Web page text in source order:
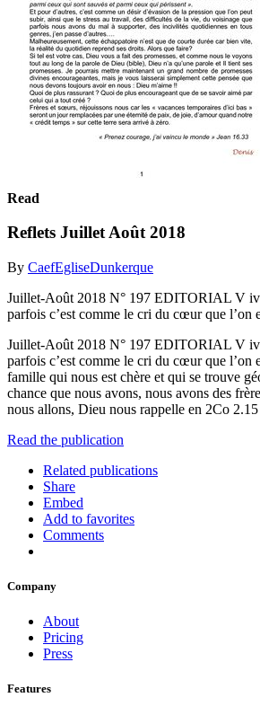
Read
Reflets Juillet Août 2018
By CaefEgliseDunkerque
Juillet-Août 2018 N° 197 EDITORIAL V
parfois c’est comme le cri du cœur que l’on
Juillet-Août 2018 N° 197 EDITORIAL V
parfois c’est comme le cri du cœur que l’on
famille qui nous est chère et qui se trouve
chance que nous avons, nous avons des
nous allons, Dieu nous rappelle en 2Co
Read the publication
Related publications
Share
Embed
Add to favorites
Comments
Company
About
Pricing
Press
Features